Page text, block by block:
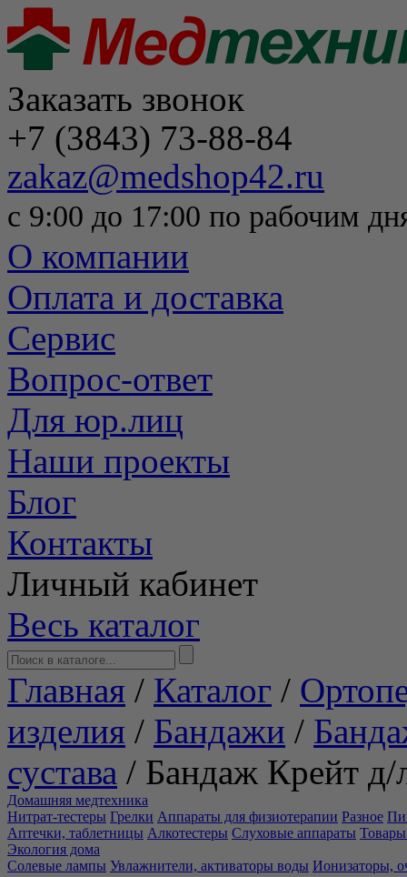
Заказать звонок
+7 (3843) 73-88-84
zakaz@medshop42.ru
с 9:00 до 17:00 по рабочим
О компании
Оплата и доставка
Сервис
Вопрос-ответ
Для юр.лиц
Наши проекты
Блог
Контакты
Личный кабинет
Весь каталог
Главная / Каталог /
изделия / Бандажи /
сустава / Бандаж Крейт д/
Домашняя медтехника
Нитрат-тестеры Грелки Аппараты для физиотерапии Разное
Аптечки, таблетницы Алкотестеры Слуховые аппараты Товары
Экология дома
Солевые лампы Увлажнители, активаторы воды Ионизаторы,